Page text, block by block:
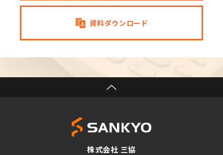
資料ダウンロード
株式会社 三協